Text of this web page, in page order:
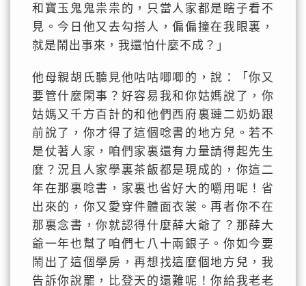
和寶玉鬼鬼祟祟的，只當人家都是瞎子看不
見。今日他又去勾搭人，偏偏撞在我眼裏，
就是鬧出事來，我還怕什麼不成？」
他母親胡氏聽見他咕咕唧唧的，說：「你又
要管什麼閑事？好容易我和你姑媽說了，你
姑媽又千方百計的和他們西府裏璉二奶奶跟
前說了，你才得了這個唸書的地方兒。若不
是仗著人家，咱們家裏還有力量請得起先生
麼？況且人家學裏茶飯都是現成的，你這二
年在那裏唸書，家裏也省好大的嚼用呢！省
出來的，你又愛穿件體面衣裳。再者你不在
那裏念書，你就認得什麼薛大爺了？那薛大
爺一年也幫了咱們七八十兩銀子。你如今要
鬧出了這個學房，再想找這麼個地方兒，我
告訴你說罷，比登天的還難呢！你給我老老